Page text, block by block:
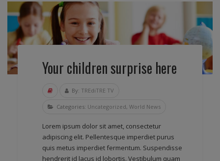
Your children surprise here
By: TREdiTRE TV
Categories: Uncategorized, World News
Lorem ipsum dolor sit amet, consectetur
adipiscing elit. Pellentesque imperdiet purus
quis metus imperdiet fermentum. Suspendisse
hendrerit id lacus id lobortis. Vestibulum quam